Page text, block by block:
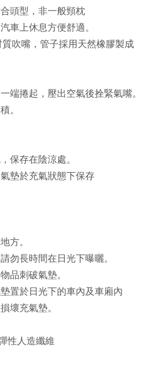
頭型，非一般頸枕
車上休息方便舒適。
吹嘴，管子採用天然橡膠製成
端捲起，壓出空氣後拴緊氣嘴。
。
保存在陰涼處。
墊於充氣狀態下保存
方。
勿長時間在日光下曝曬。
品刺破氣墊。
置於日光下的車內及車廂內
壞充氣墊。
性人造纖維